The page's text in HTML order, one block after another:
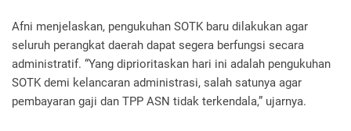
Afni menjelaskan, pengukuhan SOTK baru dilakukan agar
seluruh perangkat daerah dapat segera berfungsi secara
administratif. “Yang diprioritaskan hari ini adalah pengukuhan
SOTK demi kelancaran administrasi, salah satunya agar
pembayaran gaji dan TPP ASN tidak terkendala,” ujarnya.